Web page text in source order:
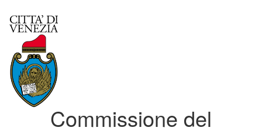
Commissione del